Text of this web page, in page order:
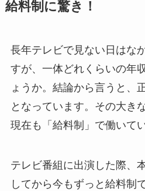
給料制に驚き！
長年テレビで見ない日はな
すが、一体どれくらいの年
ょうか。結論から言うと、
となっています。その大き
現在も「給料制」で働いて
テレビ番組に出演した際、
してから今もずっと給料制